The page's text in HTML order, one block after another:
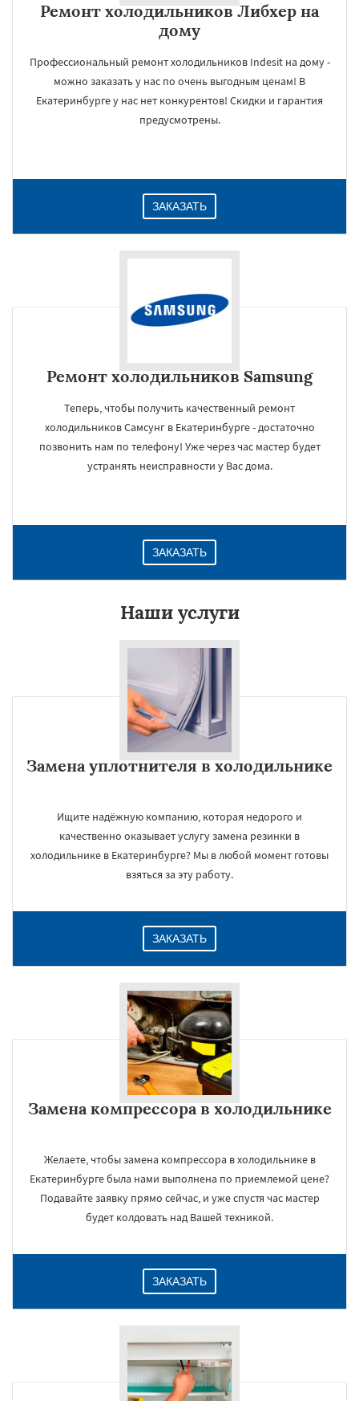
Ремонт холодильников Либхер на
дому
Профессиональный ремонт холодильников Indesit на дому -
можно заказать у нас по очень выгодным ценам! В
Екатеринбурге у нас нет конкурентов! Скидки и гарантия
предусмотрены.
ЗАКАЗАТЬ
Ремонт холодильников Samsung
Теперь, чтобы получить качественный ремонт
холодильников Самсунг в Екатеринбурге - достаточно
позвонить нам по телефону! Уже через час мастер будет
устранять неисправности у Вас дома.
ЗАКАЗАТЬ
Наши услуги
Замена уплотнителя в холодильнике
Ищите надёжную компанию, которая недорого и
качественно оказывает услугу замена резинки в
холодильнике в Екатеринбурге? Мы в любой момент готовы
взяться за эту работу.
ЗАКАЗАТЬ
Замена компрессора в холодильнике
Желаете, чтобы замена компрессора в холодильнике в
Екатеринбурге была нами выполнена по приемлемой цене?
Подавайте заявку прямо сейчас, и уже спустя час мастер
будет колдовать над Вашей техникой.
ЗАКАЗАТЬ